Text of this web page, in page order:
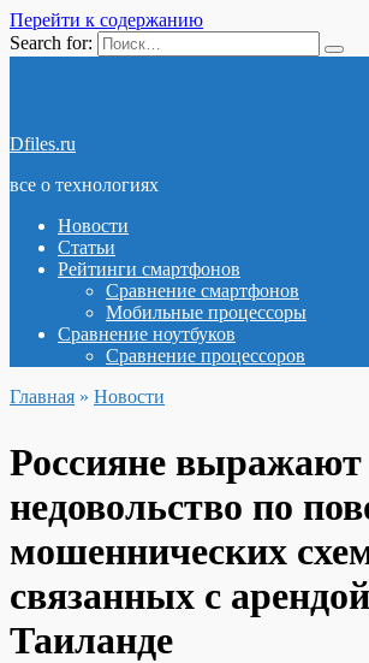
Перейти к содержанию
Search for:
Dfiles.ru
все о технологиях
Новости
Статьи
Рейтинги смартфонов
Сравнение смартфонов
Мобильные процессоры
Сравнение ноутбуков
Сравнение процессоров
Главная » Новости
Россияне выражают
недовольство по
мошеннических
связанных с
Таиланде